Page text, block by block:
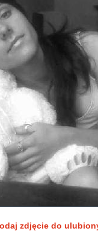
zdjęcie do